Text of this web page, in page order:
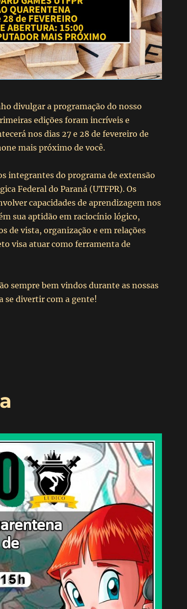
divulgar a programação do nosso
edições foram incríveis e
nos dias 27 e 28 de fevereiro de
mais próximo de você.
integrantes do programa de extensão
Federal do Paraná (UTFPR). Os
capacidades de aprendizagem nos
sua aptidão em raciocínio lógico,
de vista, organização e em relações
visa atuar como ferramenta de
sempre bem vindos durante as nossas
se divertir com a gente!